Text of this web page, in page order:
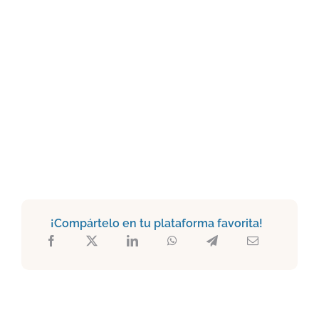
¡Compártelo en tu plataforma favorita!